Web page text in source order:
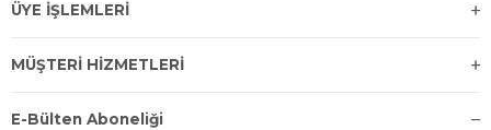
ÜYE İŞLEMLERİ
MÜŞTERİ HİZMETLERİ
E-Bülten Aboneliği